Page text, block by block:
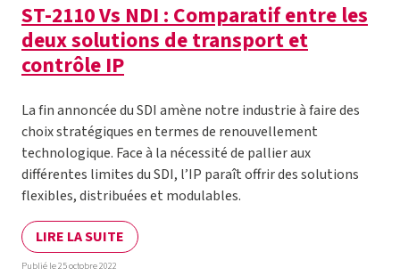
ST-2110 Vs NDI : Comparatif entre les
deux solutions de transport et
contrôle IP
La fin annoncée du SDI amène notre industrie à faire des
choix stratégiques en termes de renouvellement
technologique. Face à la nécessité de pallier aux
différentes limites du SDI, l’IP paraît offrir des solutions
flexibles, distribuées et modulables.
LIRE LA SUITE
Publié le 25 octobre 2022